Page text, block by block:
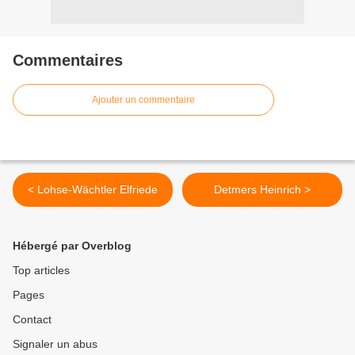
Commentaires
Ajouter un commentaire
< Lohse-Wächtler Elfriede Detmers Heinrich >
Hébergé par Overblog
Top articles
Pages
Contact
Signaler un abus